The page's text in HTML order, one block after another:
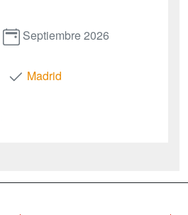
Septiembre 2026
Madrid